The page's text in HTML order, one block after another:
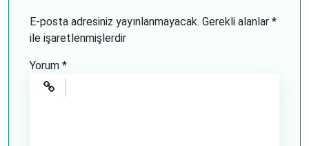
E-posta adresiniz yayınlanmayacak. Gerekli alanlar *
ile işaretlenmişlerdir
Yorum *